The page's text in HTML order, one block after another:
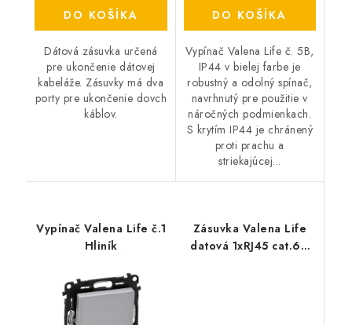
DO KOŠÍKA
Dátová zásuvka určená
pre ukončenie dátovej
kabeláže. Zásuvky má dva
porty pre ukončenie dovch
káblov.
DO KOŠÍKA
Vypínač Valena Life č. 5B,
IP44 v bielej farbe je
robustný a odolný spínač,
navrhnutý pre použitie v
náročných podmienkach.
S krytím IP44 je chránený
proti prachu a
striekajúcej...
Vypínač Valena Life č.1
Hliník
Zásuvka Valena Life
datová 1xRJ45 cat.6A